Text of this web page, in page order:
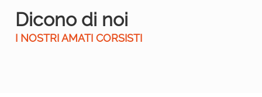
Dicono di noi
I NOSTRI AMATI CORSISTI